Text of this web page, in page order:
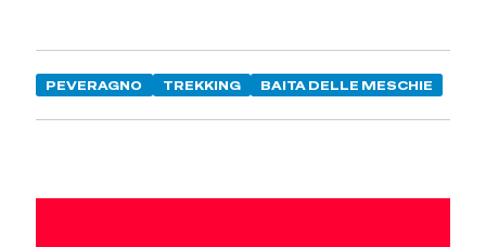
PEVERAGNO TREKKING BAITA DELLE MESCHIE